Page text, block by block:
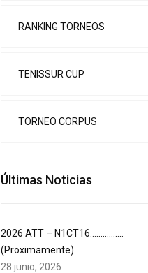
RANKING TORNEOS
TENISSUR CUP
TORNEO CORPUS
Últimas Noticias
2026 ATT – N1CT16…………….
(Proximamente)
28 junio, 2026